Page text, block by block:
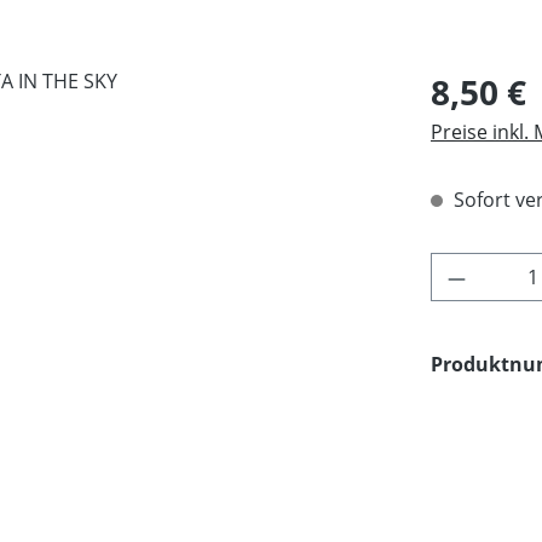
Regulärer
8,50 €
Preise inkl.
Sofort